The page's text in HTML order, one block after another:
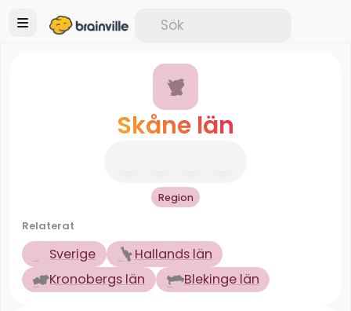
Skåne län
Region
Relaterat
Sverige
Hallands län
Kronobergs län
Blekinge län